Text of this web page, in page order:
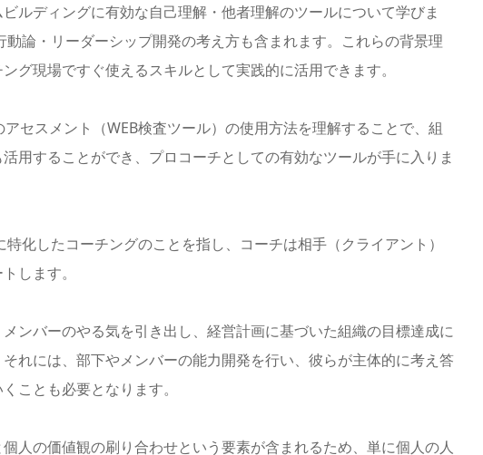
ルディングに有効な自己理解・他者理解のツールについて学びま
論・リーダーシップ開発の考え方も含まれます。これらの背景理
グ現場ですぐ使えるスキルとして実践的に活用できます。
セスメント（WEB検査ツール）の使用方法を理解することで、組
用することができ、プロコーチとしての有効なツールが手に入りま
化したコーチングのことを指し、コーチは相手（クライアント）
します。
ンバーのやる気を引き出し、経営計画に基づいた組織の目標達成に
れには、部下やメンバーの能力開発を行い、彼らが主体的に考え答
ことも必要となります。
人の価値観の刷り合わせという要素が含まれるため、単に個人の人